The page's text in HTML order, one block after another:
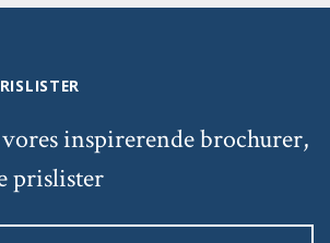
inspirerende brochurer,
prislister